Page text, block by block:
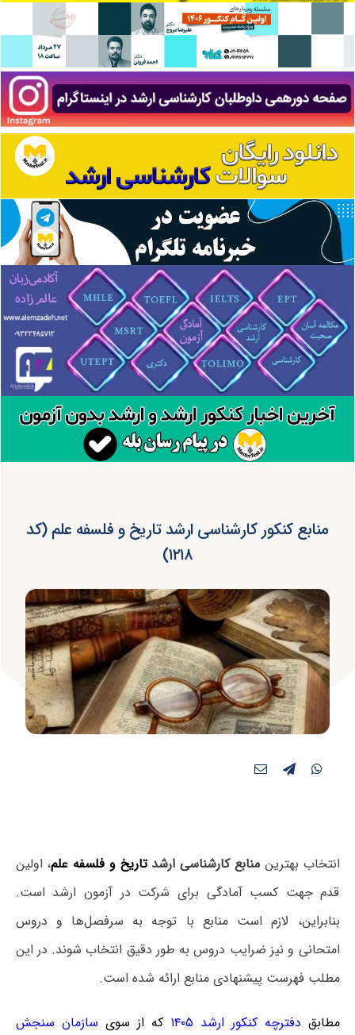
منابع کنکور کارشناسی ارشد تاریخ و فلسفه علم (کد
۱۲۱۸)
انتخاب بهترینمنابع کارشناسی ارشدتاریخ و فلسفه علم، اولین
قدم جهت کسب آمادگی برای شرکت در آزمون ارشد است.
بنابراین، لازم است منابع با توجه به سرفصل‌ها و دروس
امتحانی و نیز ضرایب دروس به طور دقیق انتخاب شوند. در این
مطلب فهرست پیشنهادی منابع ارائه شده است.
مطابق دفترچه کنکور ارشد ۱۴۰۵ که از سوی سازمان سنجش